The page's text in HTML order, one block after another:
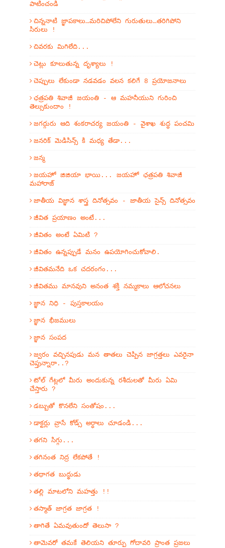
పాటించండి
చిన్ననాటి జ్ఞాపకాలు…మరిచిపోలేని గురుతులు…తరిగిపోని
సిరులు !
చివరకు మిగిలేది...
చెట్లు కూలుతున్న దృశ్యాలు !
చెప్పులు లేకుండా నడవడం వలన కలిగే 8 ప్రయోజనాలు
ఛత్రపతి శివాజీ జయంతి - ఆ మహనీయుని గురించి
తెల్సుకుందాం !
జగద్గురు ఆది శంకరాచర్య జయంతి - వైశాఖ శుద్ధ పంచమి
జనరిక్ మెడిసిన్స్ కి మధ్య తేడా...
జన్మ
జయహో జిజియా భాయి... జయహో ఛత్రపతి శివాజీ
మహారాజ్
జాతీయ విజ్ఞాన శాస్త్ర దినోత్సవం - జాతీయ సైన్స్ దినోత్సవం
జీవిత ప్రయాణం అంటే...
జీవితం అంటే ఏమిటి ?
జీవితం ఉన్నప్పుడే మనం ఉపయోగించుకోవాలి.
జీవితమనేది ఒక చదరంగం...
జీవితము మానవుని అనంత శక్తి నమ్మకాలు ఆలోచనలు
జ్ఞాన నిధి - పుస్తకాలయం
జ్ఞాన భీజములు
జ్ఞాన సంపద
జ్వరం వచ్చినపుడు మన తాతలు చెప్పిన జాగ్రత్తలు ఎవరైనా
చెప్తున్నారా..?
టోల్ గేట్లలో మీరు అందుకున్న రశీదులతో మీరు ఏమి
చేస్తారు ?
డబ్బుతో కొనలేని సంతోషం...
డాక్టర్లు వ్రాసే కోడ్స్ అర్ధాలు చూడండి...
తగని సిగ్గు...
తగినంత నిద్ర లేకపోతే !
తథాగత బుద్థుడు
తల్లి మాటలోని మహత్తు !!
తస్మాత్ జాగ్రత జాగ్రత !
తాగితే ఏమవుతుందో తెలుసా ?
తామెవరో తమకే తెలియని తూర్పు గోదావరి ప్రాంత ప్రజలు